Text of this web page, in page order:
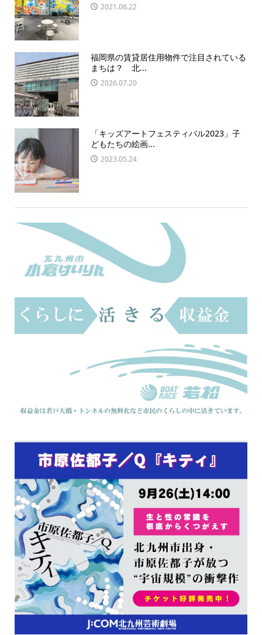
2021.06.22
福岡県の賃貸居住用物件で注目されている
まちは？ 北...
2026.07.20
「キッズアートフェスティバル2023」子
どもたちの絵画...
2023.05.24